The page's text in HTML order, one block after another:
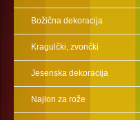
Božična dekoracija
Kragulčki, zvončki
Jesenska dekoracija
Najlon za rože